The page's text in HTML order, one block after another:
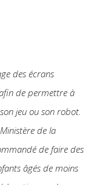
des écrans
de permettre à
jeu ou son robot.
de la
de faire des
âgés de moins